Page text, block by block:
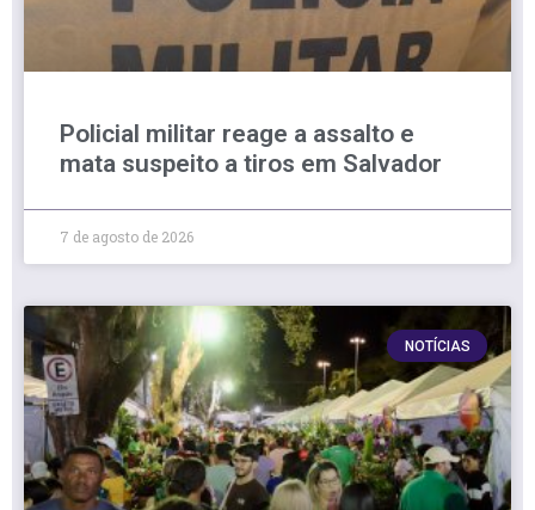
Policial militar reage a assalto e
mata suspeito a tiros em Salvador
7 de agosto de 2026
NOTÍCIAS